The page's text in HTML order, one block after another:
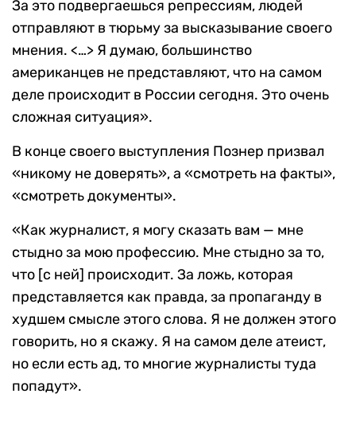
За это подвергаешься репрессиям, людей
отправляют в тюрьму за высказывание своего
мнения. <…> Я думаю, большинство
американцев не представляют, что на самом
деле происходит в России сегодня. Это очень
сложная ситуация».
В конце своего выступления Познер призвал
«никому не доверять», а «смотреть на факты»,
«смотреть документы».
«Как журналист, я могу сказать вам — мне
стыдно за мою профессию. Мне стыдно за то,
что [с ней] происходит. За ложь, которая
представляется как правда, за пропаганду в
худшем смысле этого слова. Я не должен этого
говорить, но я скажу. Я на самом деле атеист,
но если есть ад, то многие журналисты туда
попадут».